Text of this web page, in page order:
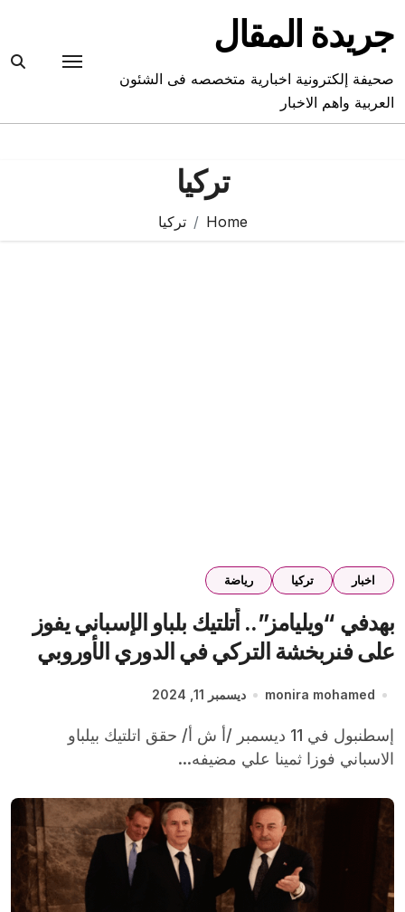
content
جريدة المقال
صحيفة إلكترونية اخبارية متخصصه فى الشئون
العربية واهم الاخبار
تركيا
Home تركيا
اخبار تركيا رياضة
بهدفي “ويليامز”.. أتلتيك بلباو الإسباني يفوز
على فنربخشة التركي في الدوري الأوروبي
monira mohamed ديسمبر 11, 2024
إسطنبول في 11 ديسمبر /أ ش أ/ حقق اتلتيك بيلباو
الاسباني فوزا ثمينا علي مضيفه...